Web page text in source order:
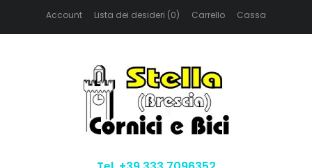
Account Lista dei desideri (0) Carrello Cassa